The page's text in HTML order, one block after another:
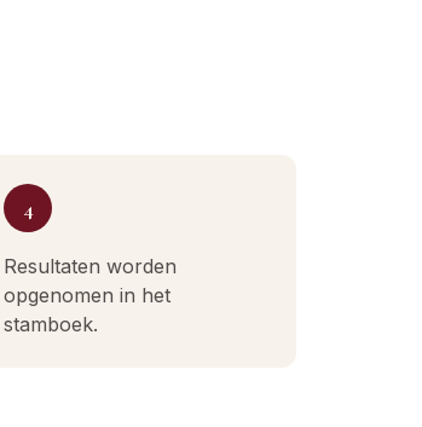
4
Resultaten worden
opgenomen in het
stamboek.